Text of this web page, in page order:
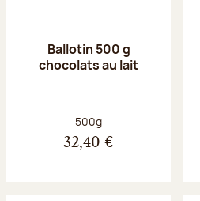
Ballotin 500 g
chocolats au lait
Poids net :
500g
32,40 €